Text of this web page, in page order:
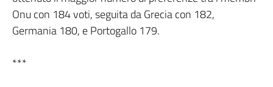
Onu con 184 voti, seguita da Grecia con 182,
Germania 180, e Portogallo 179.
***